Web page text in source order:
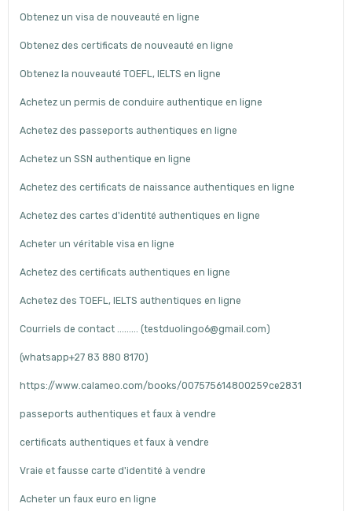
Obtenez un visa de nouveauté en ligne
Obtenez des certificats de nouveauté en ligne
Obtenez la nouveauté TOEFL, IELTS en ligne
Achetez un permis de conduire authentique en ligne
Achetez des passeports authentiques en ligne
Achetez un SSN authentique en ligne
Achetez des certificats de naissance authentiques en ligne
Achetez des cartes d'identité authentiques en ligne
Acheter un véritable visa en ligne
Achetez des certificats authentiques en ligne
Achetez des TOEFL, IELTS authentiques en ligne
Courriels de contact ......... (testduolingo6@gmail.com)
(whatsapp+27 83 880 8170)
https://www.calameo.com/books/007575614800259ce2831
passeports authentiques et faux à vendre
certificats authentiques et faux à vendre
Vraie et fausse carte d'identité à vendre
Acheter un faux euro en ligne